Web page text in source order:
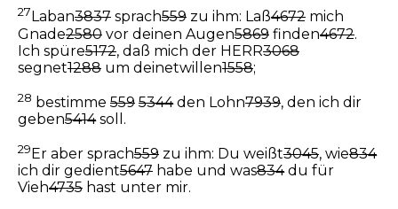
27 Laban3837 sprach559 zu ihm: Laß4672 mich
Gnade2580 vor deinen Augen5869 finden4672.
Ich spüre5172, daß mich der HERR3068
segnet1288 um deinetwillen1558;
28 bestimme 559 5344den Lohn7939, den ich dir
geben5414soll.
29 Er aber sprach559 zu ihm: Du weißt3045, wie834
ich dir gedient5647 habe und was834du für
Vieh4735 hast unter mir.